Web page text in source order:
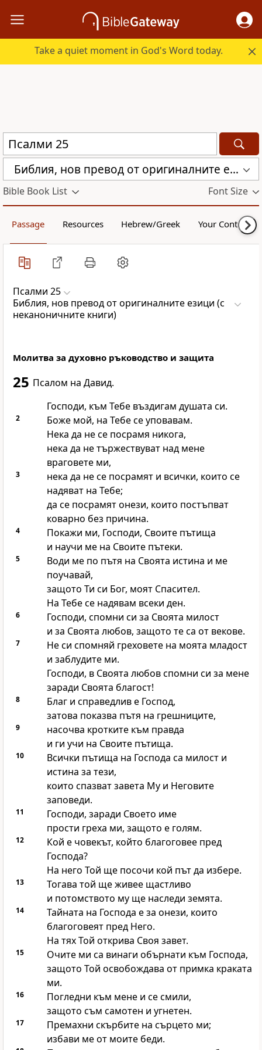
Take a quiet moment in God's Word today.
Библия, нов превод от оригиналните езици (с неканоничните книги) (CBT)
Bible Book List Font Size
Passage Resources Hebrew/Greek Your Content
Псалми 25
Библия, нов превод от оригиналните езици (с
неканоничните книги)
Молитва за духовно ръководство и защита
25 Псалом на Давид.
Господи, към Тебе въздигам душата си.
2
Боже мой, на Тебе се уповавам.
Нека да не се посрамя никога,
нека да не тържествуват над мене
враговете ми,
3
нека да не се посрамят и всички, които се
надяват на Тебе;
да се посрамят онези, които постъпват
коварно без причина.
4
Покажи ми, Господи, Своите пътища
и научи ме на Своите пътеки.
5
Води ме по пътя на Своята истина и ме
поучавай,
защото Ти си Бог, моят Спасител.
На Тебе се надявам всеки ден.
6
Господи, спомни си за Своята милост
и за Своята любов, защото те са от векове.
7
Не си спомняй греховете на моята младост
и заблудите ми.
Господи, в Своята любов спомни си за мене
заради Своята благост!
8
Благ и справедлив е Господ,
затова показва пътя на грешниците,
9
насочва кротките към правда
и ги учи на Своите пътища.
10
Всички пътища на Господа са милост и
истина за тези,
които спазват завета Му и Неговите
заповеди.
11
Господи, заради Своето име
прости греха ми, защото е голям.
12
Кой е човекът, който благоговее пред
Господа?
На него Той ще посочи кой път да избере.
13
Тогава той ще живее щастливо
и потомството му ще наследи земята.
14
Тайната на Господа е за онези, които
благоговеят пред Него.
На тях Той открива Своя завет.
15
Очите ми са винаги обърнати към Господа,
защото Той освобождава от примка краката
ми.
16
Погледни към мене и се смили,
защото съм самотен и угнетен.
17
Премахни скърбите на сърцето ми;
избави ме от моите беди.